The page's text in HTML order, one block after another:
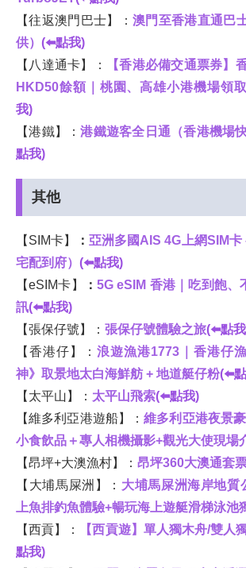
【往返澳門巴士】： 澳門至香港直通巴
供） (⬅️點我)
【八達通卡】：
【香港必備交通票券】
HKD50餘額｜桃園、高雄小港機場領
我)
【港鐵】：港鐵遊客全日通（香港機場
點我)
其他
【SIM卡】 ：亞洲多國AIS 4G上網SIM
宅配到府） (⬅️點我)
【eSIM卡】
：5G eSIM 香港｜吃到飽、
訊(⬅️點我)
【張保仔號】： 張保仔號體驗之旅(⬅️點
【香港仔】： 浪遊漁港1773｜香港仔
神》取景地太白海鮮舫 + 地道艇仔粉(⬅️
【太平山】： 太平山飛索(⬅️點我)
【維多利亞港遊船】：維多利亞港夜景
小食飲品＋專人相機攝影+觀光大使現場
【昂坪+大澳漁村】： 昂坪360大澳通套
【大埔馬屎洲】： 大埔馬屎洲海岸地質
上魚排釣魚體驗+暢玩海上遊艇滑梯泳池
【西貢】：
【西貢遊】單人獨木舟/雙人
點我)